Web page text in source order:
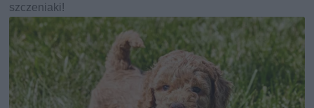
szczeniaki!